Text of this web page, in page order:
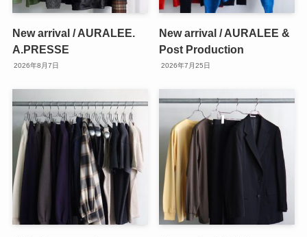
New arrival / AURALEE.
A.PRESSE
2026年8月7日
New arrival / AURALEE &
Post Production
2026年7月25日